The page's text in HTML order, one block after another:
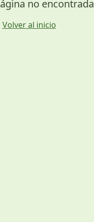
no encontrada
Volver al inicio